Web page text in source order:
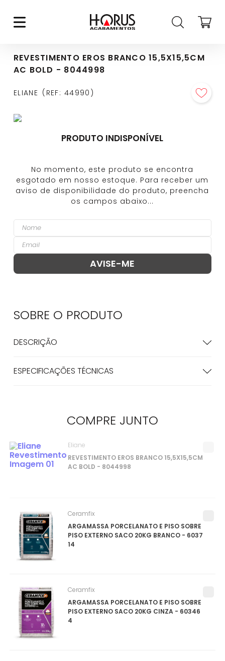
REVESTIMENTO EROS BRANCO 15,5X15,5CM
AC BOLD - 8044998
ELIANE REF: 44990
PRODUTO INDISPONÍVEL
SOBRE O PRODUTO
DESCRIÇÃO
ESPECIFICAÇÕES TÉCNICAS
COMPRE JUNTO
REVESTIMENTO EROS BRANCO 15,5X15,5CM
AC BOLD - 8044998
Eliane
ARGAMASSA PORCELANATO E PISO SOBRE
PISO EXTERNO SACO 20KG BRANCO - 6037
14
Ceramfix
ARGAMASSA PORCELANATO E PISO SOBRE
PISO EXTERNO SACO 20KG CINZA - 60346
4
Ceramfix